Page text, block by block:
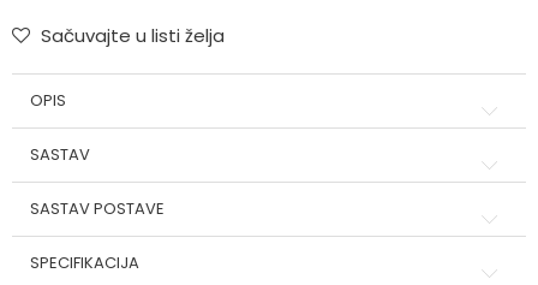
Sačuvajte u listi želja
OPIS
SASTAV
SASTAV POSTAVE
SPECIFIKACIJA